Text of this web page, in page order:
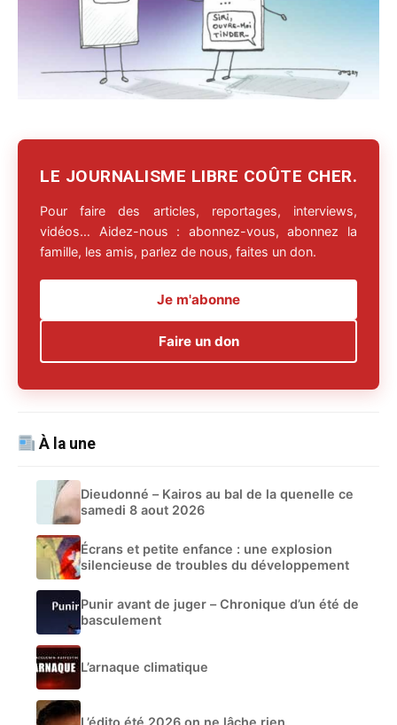
LE JOURNALISME LIBRE COÛTE CHER.
Pour faire des articles, reportages, interviews,
vidéos… Aidez-nous : abonnez-vous, abonnez la
famille, les amis, parlez de nous, faites un don.
Je m'abonne
Faire un don
À la une
Dieudonné – Kairos au bal de la quenelle ce
samedi 8 aout 2026
Écrans et petite enfance : une explosion
silencieuse de troubles du développement
Punir avant de juger – Chronique d’un été de
basculement
L’arnaque climatique
L’édito été 2026 on ne lâche rien